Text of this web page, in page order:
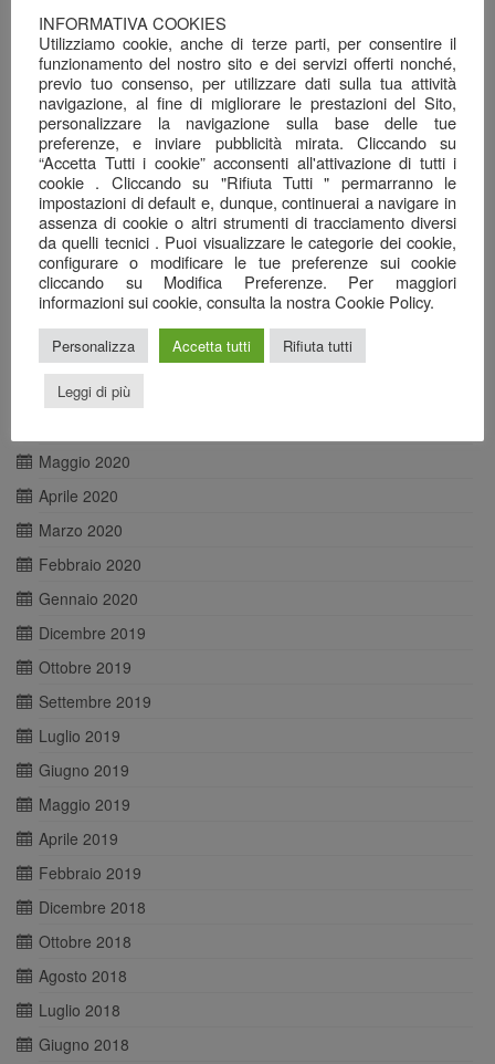
Giugno 2021
Maggio 2021
Aprile 2021
Marzo 2021
Febbraio 2021
Gennaio 2021
Dicembre 2020
Novembre 2020
Ottobre 2020
Settembre 2020
Agosto 2020
Luglio 2020
Maggio 2020
Aprile 2020
Marzo 2020
Febbraio 2020
Gennaio 2020
Dicembre 2019
Ottobre 2019
Settembre 2019
Luglio 2019
Giugno 2019
Maggio 2019
Aprile 2019
Febbraio 2019
Dicembre 2018
Ottobre 2018
Agosto 2018
Luglio 2018
Giugno 2018
INFORMATIVA COOKIES
Utilizziamo cookie, anche di terze parti, per consentire il
funzionamento del nostro sito e dei servizi offerti nonché,
previo tuo consenso, per utilizzare dati sulla tua attività
navigazione, al fine di migliorare le prestazioni del Sito,
personalizzare la navigazione sulla base delle tue
preferenze, e inviare pubblicità mirata. Cliccando su
“Accetta Tutti i cookie” acconsenti all'attivazione di tutti i
cookie . Cliccando su "Rifiuta Tutti " permarranno le
impostazioni di default e, dunque, continuerai a navigare in
assenza di cookie o altri strumenti di tracciamento diversi
da quelli tecnici . Puoi visualizzare le categorie dei cookie,
configurare o modificare le tue preferenze sui cookie
cliccando su Modifica Preferenze. Per maggiori
informazioni sui cookie, consulta la nostra Cookie Policy.
Personalizza Accetta tutti Rifiuta tutti
Leggi di più